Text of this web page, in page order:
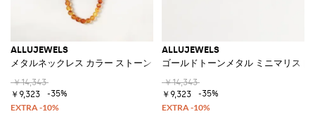
ALLUJEWELS
メタルネックレス カラー ストーン＆クリスタル アプリケーション付き
￥14,343
￥9,323
-35%
ALLUJEWELS
ゴールドトーンメタル ミニマリスト
￥14,343
￥9,323
-35%